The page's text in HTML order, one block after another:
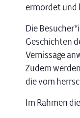
ermordet und
Die
Geschichten
Vernissage
Zudem
die vom
Im Rahmen